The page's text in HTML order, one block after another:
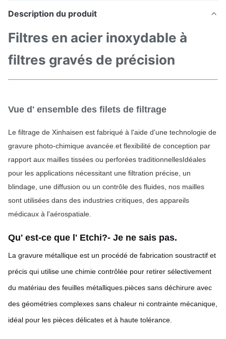
Description du produit
Filtres en acier inoxydable à
filtres gravés de précision
Vue d' ensemble des filets de filtrage
Le filtrage de Xinhaisen est fabriqué à l'aide d'une technologie de
gravure photo-chimique avancée.et flexibilité de conception par
rapport aux mailles tissées ou perforées traditionnellesIdéales
pour les applications nécessitant une filtration précise, un
blindage, une diffusion ou un contrôle des fluides, nos mailles
sont utilisées dans des industries critiques, des appareils
médicaux à l'aérospatiale.
Qu' est-ce que l' Etchi?- Je ne sais pas.
La gravure métallique est un procédé de fabrication soustractif et
précis qui utilise une chimie contrôlée pour retirer sélectivement
du matériau des feuilles métalliques.pièces sans déchirure avec
des géométries complexes sans chaleur ni contrainte mécanique,
idéal pour les pièces délicates et à haute tolérance.